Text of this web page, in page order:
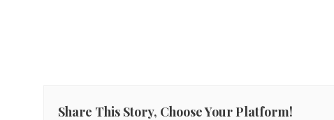
Share This Story, Choose Your Platform!